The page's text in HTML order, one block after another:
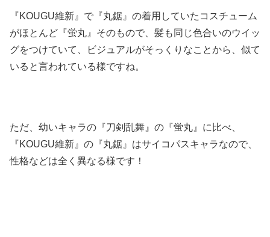
『KOUGU維新』で『丸鋸』の着用していたコスチューム
がほとんど『蛍丸』そのもので、髪も同じ色合いのウイッ
グをつけていて、ビジュアルがそっくりなことから、似て
いると言われている様ですね。
ただ、幼いキャラの『刀剣乱舞』の『蛍丸』に比べ、
『KOUGU維新』の『丸鋸』はサイコパスキャラなので、
性格などは全く異なる様です！